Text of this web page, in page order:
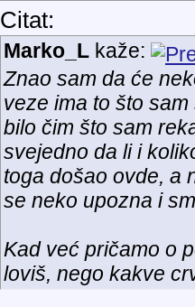
Citat:
Marko_Lkaže:
Znao sam da će
veze ima to što
bilo čim što sam
svejedno da li i
toga došao ovde, a
se neko upozna i
Kad već pričamo o
loviš, nego kakve